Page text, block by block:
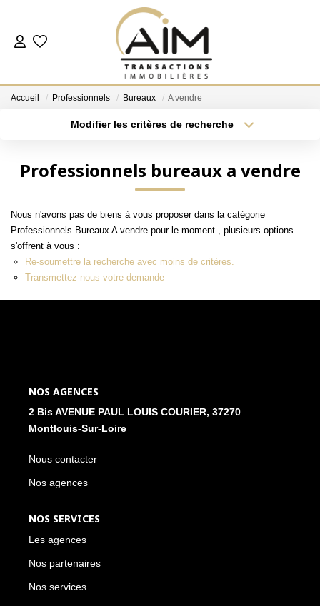
ACHETER
Les Agences
Notre Équipe
Nous Rejoindre
Nos Témoignages
MON COMPTE
Accueil Professionnels Bureaux A vendre
Modifier les critères de recherche
Plus de critères Créer une alerte
Professionnels bureaux a vendre
Nous n'avons pas de biens à vous proposer dans la catégorie
Professionnels Bureaux A vendre pour le moment , plusieurs options
s'offrent à vous :
Re-soumettre la recherche avec moins de critères.
Transmettez-nous votre demande
NOS AGENCES
2 Bis AVENUE PAUL LOUIS COURIER, 37270
Montlouis-Sur-Loire
Nous contacter
Nos agences
NOS SERVICES
Les agences
Nos partenaires
Nos services